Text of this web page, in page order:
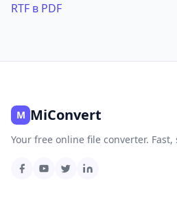
RTF в PDF
M MiConvert
Your free online file converter. Fast,